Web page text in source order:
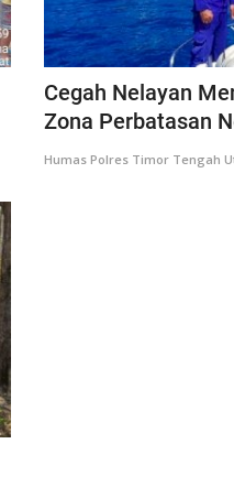
Cegah Nelayan
Zona Perbatasan
Humas Polres Timor Tengah